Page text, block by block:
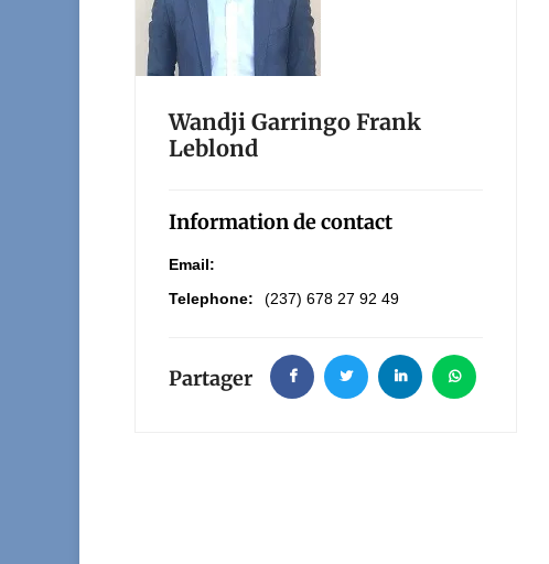
Wandji Garringo Frank
Leblond
Information de contact
Email:
Telephone:
(237) 678 27 92 49
Partager